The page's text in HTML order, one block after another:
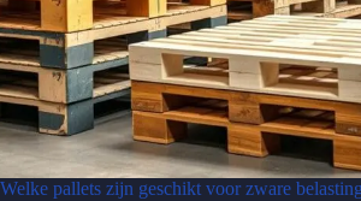
Welke pallets zijn geschikt voor zware